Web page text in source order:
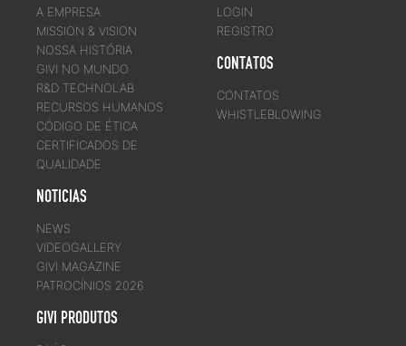
A EMPRESA
MISSION & VISION
NOSSA HISTÓRIA
GIVI NO MUNDO
R&D TECHNOLAB
RECURSOS HUMANOS
CÓDIGO DE ÉTICA
CERTIFICADOS DE
QUALIDADE
NOTICIAS
NEWS
VIDEOGALLERY
GIVI MAGAZINE
PATROCÍNIOS 2026
GIVI PRODUTOS
LOGIN
REGISTRO
CONTATOS
CONTATOS
WHISTLEBLOWING